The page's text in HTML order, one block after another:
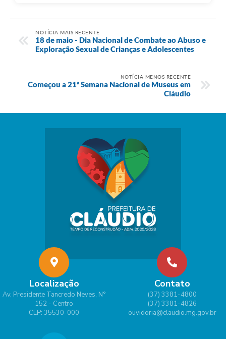
NOTÍCIA MAIS RECENTE
18 de maio - Dia Nacional de Combate ao Abuso e
Exploração Sexual de Crianças e Adolescentes
NOTÍCIA MENOS RECENTE
Começou a 21ª Semana Nacional de Museus em
Cláudio
Localização
Av. Presidente Tancredo Neves, N°
152 - Centro
CEP: 35530-000
Contato
(37) 3381-4800
(37) 3381-4826
ouvidoria@claudio.mg.gov.br